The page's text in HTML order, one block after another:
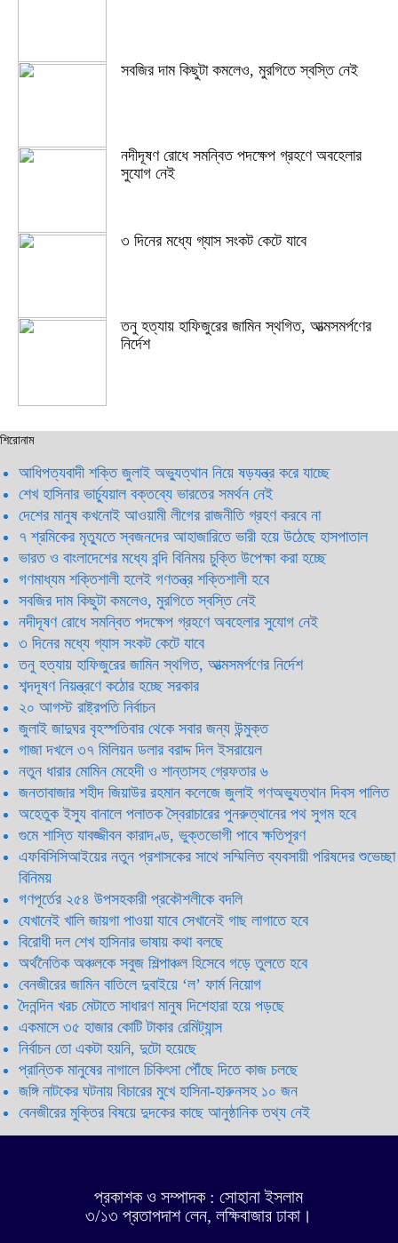
সবজির দাম কিছুটা কমলেও, মুরগিতে স্বস্তি নেই
নদীদূষণ রোধে সমন্বিত পদক্ষেপ গ্রহণে অবহেলার
সুযোগ নেই
৩ দিনের মধ্যে গ্যাস সংকট কেটে যাবে
তনু হত্যায় হাফিজুরের জামিন স্থগিত, আত্মসমর্পণের
নির্দেশ
শিরোনাম
আধিপত্যবাদী শক্তি জুলাই অভ্যুত্থান নিয়ে ষড়যন্ত্র করে যাচ্ছে
শেখ হাসিনার ভার্চ্যুয়াল বক্তব্যে ভারতের সমর্থন নেই
দেশের মানুষ কখনোই আওয়ামী লীগের রাজনীতি গ্রহণ করবে না
৭ শ্রমিকের মৃত্যুতে স্বজনদের আহাজারিতে ভারী হয়ে উঠেছে হাসপাতাল
ভারত ও বাংলাদেশের মধ্যে বন্দি বিনিময় চুক্তি উপেক্ষা করা হচ্ছে
গণমাধ্যম শক্তিশালী হলেই গণতন্ত্র শক্তিশালী হবে
সবজির দাম কিছুটা কমলেও, মুরগিতে স্বস্তি নেই
নদীদূষণ রোধে সমন্বিত পদক্ষেপ গ্রহণে অবহেলার সুযোগ নেই
৩ দিনের মধ্যে গ্যাস সংকট কেটে যাবে
তনু হত্যায় হাফিজুরের জামিন স্থগিত, আত্মসমর্পণের নির্দেশ
শব্দদূষণ নিয়ন্ত্রণে কঠোর হচ্ছে সরকার
২০ আগস্ট রাষ্ট্রপতি নির্বাচন
জুলাই জাদুঘর বৃহস্পতিবার থেকে সবার জন্য উন্মুক্ত
গাজা দখলে ৩৭ মিলিয়ন ডলার বরাদ্দ দিল ইসরায়েল
নতুন ধারার মোমিন মেহেদী ও শান্তাসহ গ্রেফতার ৬
জনতাবাজার শহীদ জিয়াউর রহমান কলেজে জুলাই গণঅভ্যুত্থান দিবস পালিত
অহেতুক ইস্যু বানালে পলাতক স্বৈরাচারের পুনরুত্থানের পথ সুগম হবে
গুমে শাস্তি যাবজ্জীবন কারাদণ্ড, ভুক্তভোগী পাবে ক্ষতিপূরণ
এফবিসিসিআইয়ের নতুন প্রশাসকের সাথে সম্মিলিত ব্যবসায়ী পরিষদের শুভেচ্ছা
বিনিময়
গণপূর্তের ২৫৪ উপসহকারী প্রকৌশলীকে বদলি
যেখানেই খালি জায়গা পাওয়া যাবে সেখানেই গাছ লাগাতে হবে
বিরোধী দল শেখ হাসিনার ভাষায় কথা বলছে
অর্থনৈতিক অঞ্চলকে সবুজ শিল্পাঞ্চল হিসেবে গড়ে তুলতে হবে
বেনজীরের জামিন বাতিলে দুবাইয়ে ‌‘ল’ ফার্ম নিয়োগ
দৈনন্দিন খরচ মেটাতে সাধারণ মানুষ দিশেহারা হয়ে পড়ছে
একমাসে ৩৫ হাজার কোটি টাকার রেমিট্যান্স
নির্বাচন তো একটা হয়নি, দুটো হয়েছে
প্রান্তিক মানুষের নাগালে চিকিৎসা পৌঁছে দিতে কাজ চলছে
জঙ্গি নাটকের ঘটনায় বিচারের মুখে হাসিনা-হারুনসহ ১০ জন
বেনজীরের মুক্তির বিষয়ে দুদকের কাছে আনুষ্ঠানিক তথ্য নেই
প্রকাশক ও সম্পাদক : সোহানা ইসলাম
৩/১৩ প্রতাপদাশ লেন, লক্ষিবাজার ঢাকা।